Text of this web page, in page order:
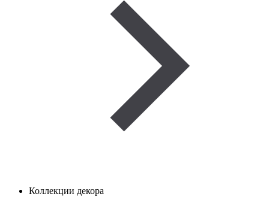
Коллекции декора